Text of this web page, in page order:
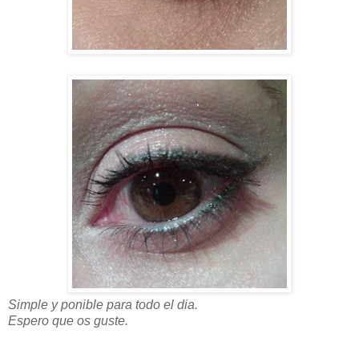
Simple y ponible para todo el dia.
Espero que os guste.